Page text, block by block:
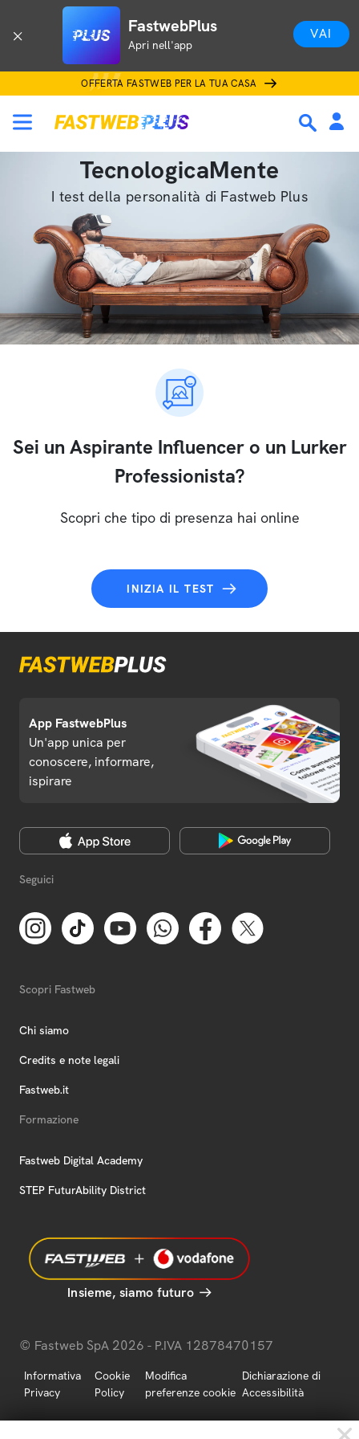
FastwebPlus
Apri nell'app
VAI
OFFERTA FASTWEB PER LA TUA CASA
TecnologicaMente
I test della personalità di Fastweb Plus
Sei un Aspirante Influencer o un Lurker
Professionista?
Scopri che tipo di presenza hai online
INIZIA IL TEST
App FastwebPlus
Un'app unica per
conoscere, informare,
ispirare
Seguici
Scopri Fastweb
Chi siamo
Credits e note legali
Fastweb.it
Formazione
Fastweb Digital Academy
STEP FuturAbility District
Insieme, siamo futuro
© Fastweb SpA 2026 - P.IVA 12878470157
Informativa
Privacy
Cookie
Policy
Modifica
preferenze cookie
Dichiarazione di
Accessibilità